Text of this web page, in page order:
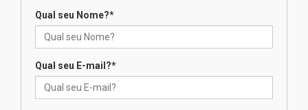
docentes para debater
Qual seu Nome?*
Qual seu E-mail?*